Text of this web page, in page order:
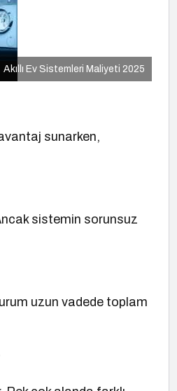
Akıllı Ev Sistemleri Maliyeti 2025
sunarken,
sistemin sorunsuz
uzun vadede toplam